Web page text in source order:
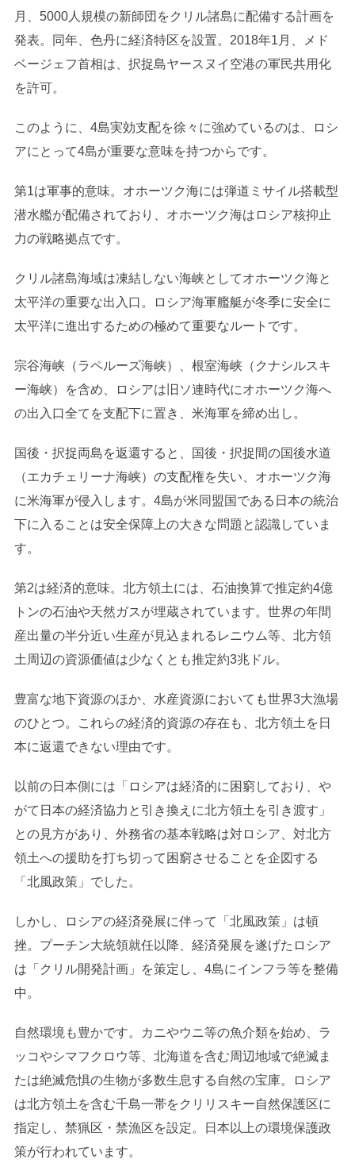
月、5000人規模の新師団をクリル諸島に配備する計画を
発表。同年、色丹に経済特区を設置。2018年1月、メド
ベージェフ首相は、択捉島ヤースヌイ空港の軍民共用化
を許可。
このように、4島実効支配を徐々に強めているのは、ロシ
アにとって4島が重要な意味を持つからです。
第1は軍事的意味。オホーツク海には弾道ミサイル搭載型
潜水艦が配備されており、オホーツク海はロシア核抑止
力の戦略拠点です。
クリル諸島海域は凍結しない海峡としてオホーツク海と
太平洋の重要な出入口。ロシア海軍艦艇が冬季に安全に
太平洋に進出するための極めて重要なルートです。
宗谷海峡（ラペルーズ海峡）、根室海峡（クナシルスキ
ー海峡）を含め、ロシアは旧ソ連時代にオホーツク海へ
の出入口全てを支配下に置き、米海軍を締め出し。
国後・択捉両島を返還すると、国後・択捉間の国後水道
（エカチェリーナ海峡）の支配権を失い、オホーツク海
に米海軍が侵入します。4島が米同盟国である日本の統治
下に入ることは安全保障上の大きな問題と認識していま
す。
第2は経済的意味。北方領土には、石油換算で推定約4億
トンの石油や天然ガスが埋蔵されています。世界の年間
産出量の半分近い生産が見込まれるレニウム等、北方領
土周辺の資源価値は少なくとも推定約3兆ドル。
豊富な地下資源のほか、水産資源においても世界3大漁場
のひとつ。これらの経済的資源の存在も、北方領土を日
本に返還できない理由です。
以前の日本側には「ロシアは経済的に困窮しており、や
がて日本の経済協力と引き換えに北方領土を引き渡す」
との見方があり、外務省の基本戦略は対ロシア、対北方
領土への援助を打ち切って困窮させることを企図する
「北風政策」でした。
しかし、ロシアの経済発展に伴って「北風政策」は頓
挫。プーチン大統領就任以降、経済発展を遂げたロシア
は「クリル開発計画」を策定し、4島にインフラ等を整備
中。
自然環境も豊かです。カニやウニ等の魚介類を始め、ラ
ッコやシマフクロウ等、北海道を含む周辺地域で絶滅ま
たは絶滅危惧の生物が多数生息する自然の宝庫。ロシア
は北方領土を含む千島一帯をクリリスキー自然保護区に
指定し、禁猟区・禁漁区を設定。日本以上の環境保護政
策が行われています。